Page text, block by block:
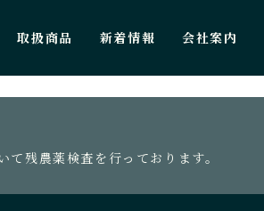
取扱商品 新着情報 会社案内
残農薬検査を行っております。